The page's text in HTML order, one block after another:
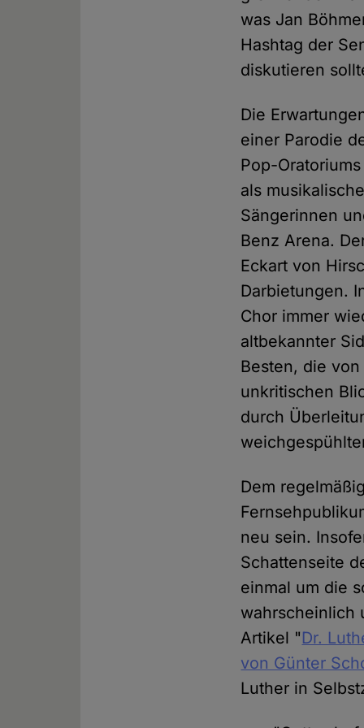
was Jan
Hashtag der
diskutieren
Die
einer Parodie
Pop-
als
Sängerinnen
Benz Arena.
Eckart von
Darbietungen.
Chor immer
altbekannter
Besten, die
unkritischen
durch
Dem
neu sein.
Schattenseite
einmal um die
wahrscheinlich
Artikel "Dr.
von Günter
Luther in